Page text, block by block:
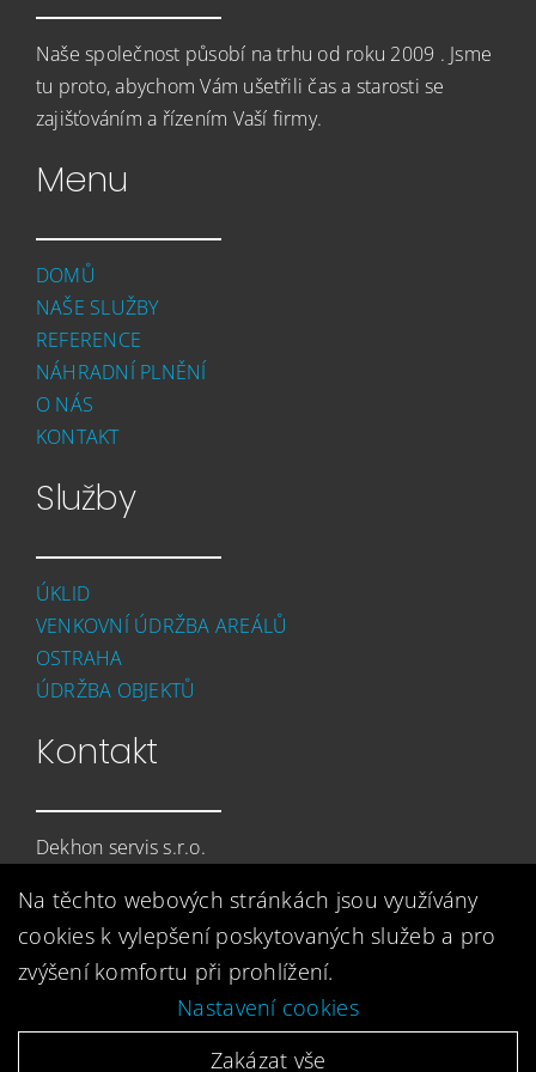
HLEDÁME KOLEGY
KONTAKT
Naše společnost působí na trhu od roku 2009 . Jsme
tu proto, abychom Vám ušetřili čas a starosti se
zajišťováním a řízením Vaší firmy.
Menu
DOMŮ
NAŠE SLUŽBY
REFERENCE
NÁHRADNÍ PLNĚNÍ
O NÁS
KONTAKT
Služby
ÚKLID
VENKOVNÍ ÚDRŽBA AREÁLŮ
OSTRAHA
ÚDRŽBA OBJEKTŮ
Kontakt
Dekhon servis s.r.o.
432 01 Kadaň
+420 474 333 820
dekhonservis@dekhonservis.cz
Na těchto webových stránkách jsou využívány
cookies k vylepšení poskytovaných služeb a pro
zvýšení komfortu při prohlížení.
Nastavení cookies
Zakázat vše